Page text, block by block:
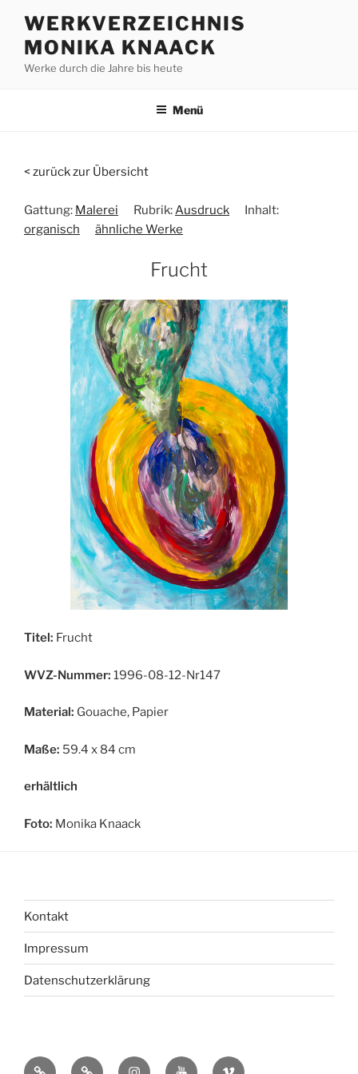
Inhalt
springen
WERKVERZEICHNIS
MONIKA KNAACK
Werke durch die Jahre bis heute
Menü
< zurück zur Übersicht
Gattung: Malerei Rubrik: Ausdruck
Inhalt:
organisch
ähnliche Werke
Frucht
Titel: Frucht
WVZ-Nummer: 1996-08-12-Nr147
Material: Gouache, Papier
Maße: 59.4 x 84 cm
erhältlich
Foto: Monika Knaack
Kontakt
Impressum
Datenschutzerklärung
bsky MastadonInstagramYou Vimeo